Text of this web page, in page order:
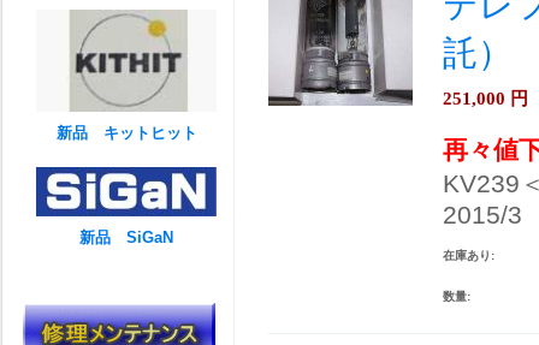
託）
251,000 円
再々値
KV239
2015/3
在庫あり:
数量:
新品 キットヒット
新品 SiGaN